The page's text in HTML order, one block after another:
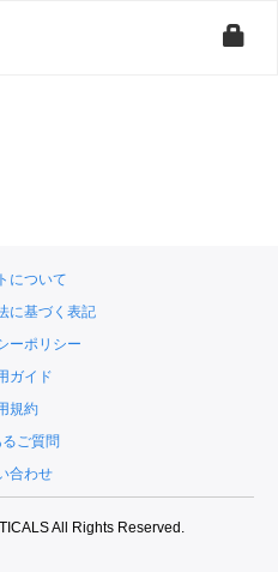
について
に基づく表記
ーポリシー
ガイド
規約
るご質問
合わせ
All Rights Reserved.